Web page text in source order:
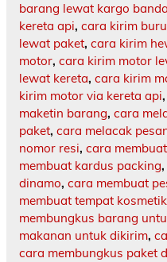
barang lewat kargo
kereta api, cara kirim
lewat paket, cara kirim
motor, cara kirim motor
lewat kereta, cara kirim
kirim motor via kereta api,
maketin barang, cara
paket, cara melacak
nomor resi, cara
membuat kardus packing,
dinamo, cara membuat
membuat tempat
membungkus barang
makanan untuk dikirim,
cara membungkus paket